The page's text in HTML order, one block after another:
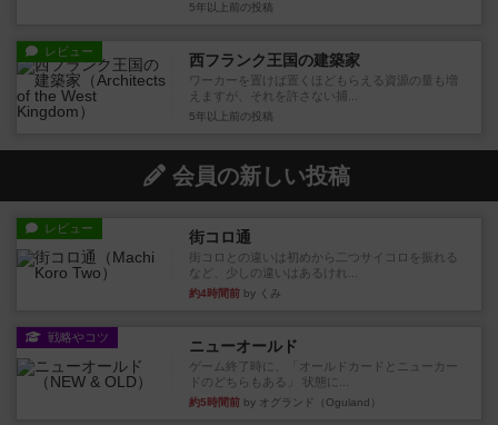
5年以上前 の投稿
レビュー 西フランク王国の建築家
ワーカーを置けば置くほどもらえる資源の量も増
えますが、それを許さない捕...
5年以上前 の投稿
会員の新しい投稿
レビュー 街コロ通
街コロとの違いは初めから二つサイコロを振れる
など、少しの違いはあるけれ...
約4時間前 by くみ
戦略やコツ ニューオールド
ゲーム終了時に、「オールドカードとニューカー
ドのどちらもある」 状態に...
約5時間前 by オグランド（Oguland）